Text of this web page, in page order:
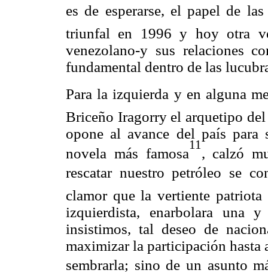
es de esperarse, el papel de
triunfal en 1996 y hoy otra
venezolano-y sus relaciones
fundamental dentro de las
Para la izquierda y en alguna
Briceño Iragorry­ el arquetipo
opone al avance del país
novela más famosa
11
, calzó
rescatar nuestro petróleo se
clamor que la vertiente
izquierdista, enarbolara una
insistimos, tal deseo de
maximizar la participación hasta
sembrarla; sino de un asunto